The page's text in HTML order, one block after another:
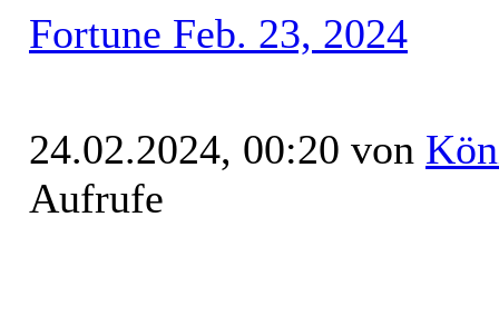
Fortune Feb. 23, 2024
24.02.2024, 00:20 von
Aufrufe